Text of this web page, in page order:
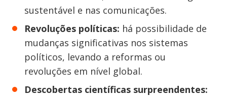
sustentável e nas comunicações.
Revoluções políticas: há possibilidade de
mudanças significativas nos sistemas
políticos, levando a reformas ou
revoluções em nível global.
Descobertas científicas surpreendentes: